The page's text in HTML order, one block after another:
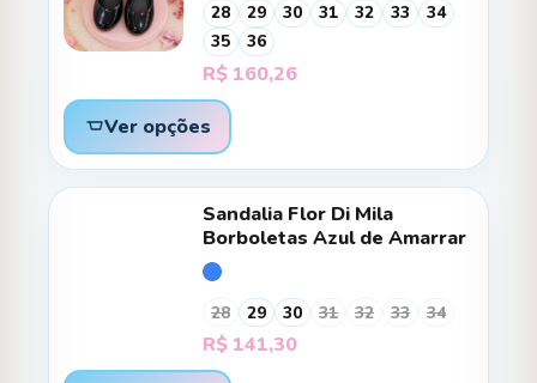
28 29 30 31 32 33
34
35
36
R$ 160,26
Ver opções
Sandalia Flor Di Mila
Borboletas Azul de Amarrar
28 29 30 31 32 33 34
R$ 141,30